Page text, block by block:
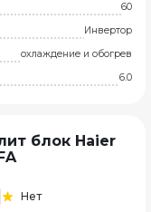
60
Инвертор
охлаждение и обогрев
6.0
блок Haier
Нет